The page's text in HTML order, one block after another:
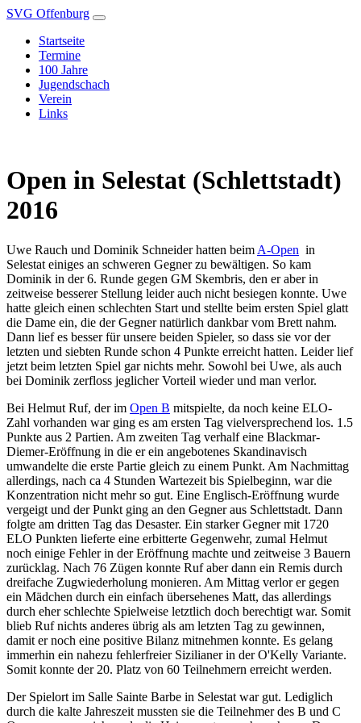
SVG Offenburg
Startseite
Termine
100 Jahre
Jugendschach
Verein
Links
Open in Selestat (Schlettstadt)
2016
Uwe Rauch und Dominik Schneider hatten beim A-Open in
Selestat einiges an schweren Gegner zu bewältigen. So kam
Dominik in der 6. Runde gegen GM Skembris, den er aber in
zeitweise besserer Stellung leider auch nicht besiegen konnte. Uwe
hatte gleich einen schlechten Start und stellte beim ersten Spiel glatt
die Dame ein, die der Gegner natürlich dankbar vom Brett nahm.
Dann lief es besser für unsere beiden Spieler, so dass sie vor der
letzten und siebten Runde schon 4 Punkte erreicht hatten. Leider lief
jetzt beim letzten Spiel gar nichts mehr. Sowohl bei Uwe, als auch
bei Dominik zerfloss jeglicher Vorteil wieder und man verlor.
Bei Helmut Ruf, der im Open B mitspielte, da noch keine ELO-
Zahl vorhanden war ging es am ersten Tag vielversprechend los. 1.5
Punkte aus 2 Partien. Am zweiten Tag verhalf eine Blackmar-
Diemer-Eröffnung in die er ein angebotenes Skandinavisch
umwandelte die erste Partie gleich zu einem Punkt. Am Nachmittag
allerdings, nach ca 4 Stunden Wartezeit bis Spielbeginn, war die
Konzentration nicht mehr so gut. Eine Englisch-Eröffnung wurde
vergeigt und der Punkt ging an den Gegner aus Schlettstadt. Dann
folgte am dritten Tag das Desaster. Ein starker Gegner mit 1720
ELO Punkten lieferte eine erbitterte Gegenwehr, zumal Helmut
noch einige Fehler in der Eröffnung machte und zeitweise 3 Bauern
zurücklag. Nach 76 Zügen konnte Ruf aber dann ein Remis durch
dreifache Zugwiederholung monieren. Am Mittag verlor er gegen
ein Mädchen durch ein einfach übersehenes Matt, das allerdings
durch eher schlechte Spielweise letztlich doch berechtigt war. Somit
blieb Ruf nichts anderes übrig als am letzten Tag zu gewinnen,
damit er noch eine positive Bilanz mitnehmen konnte. Es gelang
immerhin ein nahezu fehlerfreier Sizilianer in der O'Kelly Variante.
Somit konnte der 20. Platz von 60 Teilnehmern erreicht werden.
Der Spielort im Salle Sainte Barbe in Selestat war gut. Lediglich
durch die kalte Jahreszeit mussten sie die Teilnehmer des B und C